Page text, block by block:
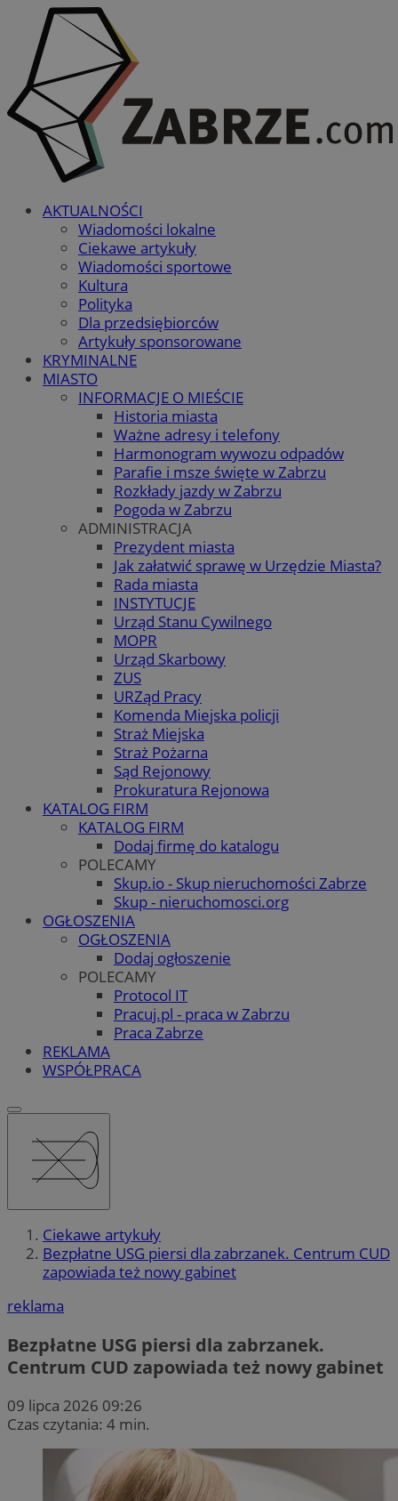
AKTUALNOŚCI
Wiadomości lokalne
Ciekawe artykuły
Wiadomości sportowe
Kultura
Polityka
Dla przedsiębiorców
Artykuły sponsorowane
KRYMINALNE
MIASTO
INFORMACJE O MIEŚCIE
Historia miasta
Ważne adresy i telefony
Harmonogram wywozu odpadów
Parafie i msze święte w Zabrzu
Rozkłady jazdy w Zabrzu
Pogoda w Zabrzu
ADMINISTRACJA
Prezydent miasta
Jak załatwić sprawę w Urzędzie Miasta?
Rada miasta
INSTYTUCJE
Urząd Stanu Cywilnego
MOPR
Urząd Skarbowy
ZUS
URZąd Pracy
Komenda Miejska policji
Straż Miejska
Straż Pożarna
Sąd Rejonowy
Prokuratura Rejonowa
KATALOG FIRM
KATALOG FIRM
Dodaj firmę do katalogu
POLECAMY
Skup.io - Skup nieruchomości Zabrze
Skup - nieruchomosci.org
OGŁOSZENIA
OGŁOSZENIA
Dodaj ogłoszenie
POLECAMY
Protocol IT
Pracuj.pl - praca w Zabrzu
Praca Zabrze
REKLAMA
WSPÓŁPRACA
Ciekawe artykuły
Bezpłatne USG piersi dla zabrzanek. Centrum CUD
zapowiada też nowy gabinet
reklama
Bezpłatne USG piersi dla zabrzanek.
Centrum CUD zapowiada też nowy gabinet
09 lipca 2026 09:26
Czas czytania: 4 min.